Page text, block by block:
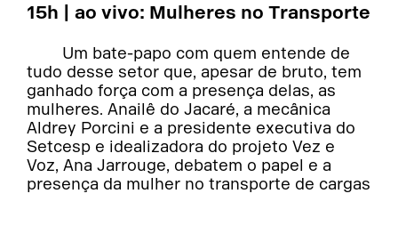
15h | ao vivo: Mulheres no Transporte
Um bate-papo com quem entende de
tudo desse setor que, apesar de bruto, tem
ganhado força com a presença delas, as
mulheres. Anailê do Jacaré, a mecânica
Aldrey Porcini e a presidente executiva do
Setcesp e idealizadora do projeto Vez e
Voz, Ana Jarrouge, debatem o papel e a
presença da mulher no transporte de cargas